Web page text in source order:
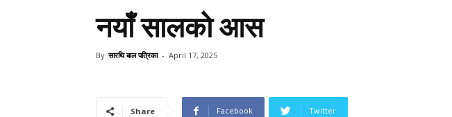
नयाँ सालकाे आस
By सारथि बाल पत्रिका - April 17, 2025
Share Facebook Twitter